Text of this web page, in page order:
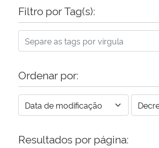
Filtro por Tag(s):
Ordenar por:
Resultados por página: